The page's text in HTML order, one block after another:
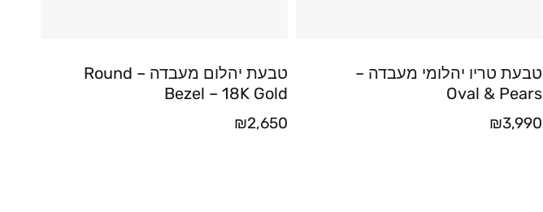
טבעת טריו יהלומי מעבדה –
Oval & Pears
₪3,990
טבעת יהלום מעבדה – Round
Bezel – 18K Gold
₪2,650